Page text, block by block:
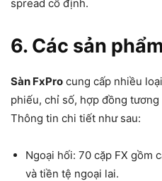
spread cố định.
6. Các sản
Sàn FxPro cung cấp nhiều
phiếu, chỉ số, hợp đồng
Thông tin chi tiết như sau:
Ngoại hối: 70 cặp FX gồm
và tiền tệ ngoại lai.